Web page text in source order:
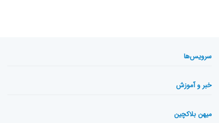
سرویس‌ها
خبر و آموزش
میهن بلاکچین